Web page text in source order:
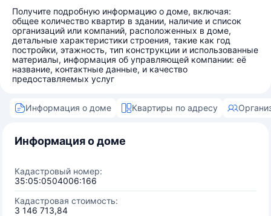
Получите подробную информацию о доме, включая:
общее количество квартир в здании, наличие и список
организаций или компаний, расположенных в доме,
детальные характеристики строения, такие как год
постройки, этажность, тип конструкции и использованные
материалы, информация об управляющей компании: её
название, контактные данные, и качество
предоставляемых услуг
Информация о доме Квартиры по адресу
Информация о доме
Кадастровый номер:
35:05:0504006:166
Кадастровая стоимость:
3 146 713,84